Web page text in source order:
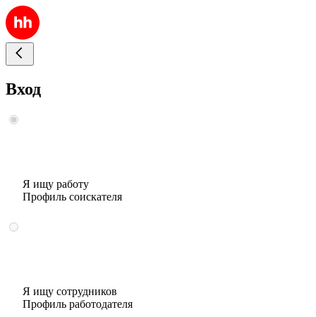
Вход
Я ищу работу
Профиль соискателя
Я ищу сотрудников
Профиль работодателя